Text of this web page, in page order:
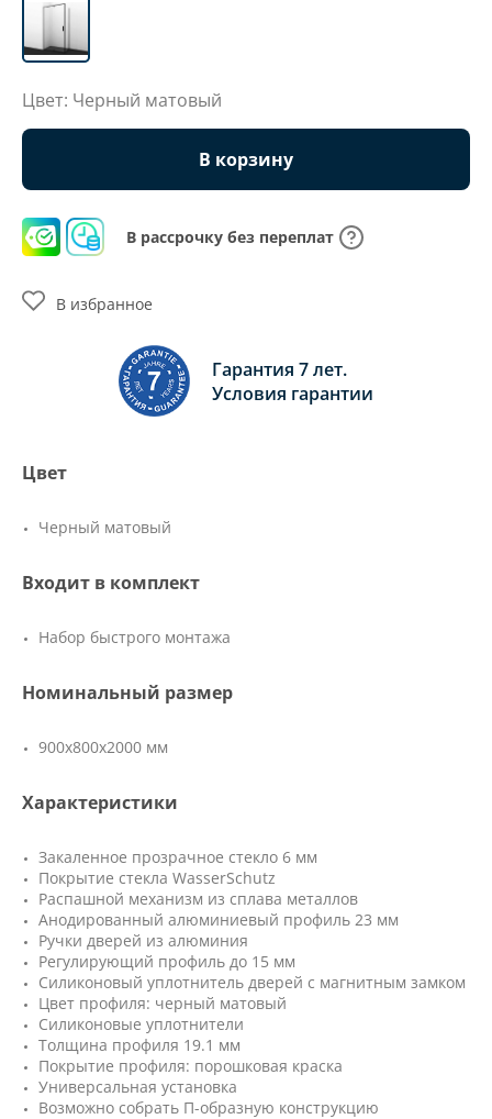
Цвет: Черный матовый
В корзину
В рассрочку без переплат
Гарантия 7 лет.
Условия гарантии
В избранное
Цвет
Черный матовый
Входит в комплект
Набор быстрого монтажа
Номинальный размер
900х800х2000 мм
Характеристики
Закаленное прозрачное стекло 6 мм
Покрытие стекла WasserSchutz
Распашной механизм из сплава металлов
Анодированный алюминиевый профиль 23 мм
Ручки дверей из алюминия
Регулирующий профиль до 15 мм
Силиконовый уплотнитель дверей с магнитным замком
Цвет профиля: черный матовый
Силиконовые уплотнители
Толщина профиля 19.1 мм
Покрытие профиля: порошковая краска
Универсальная установка
Возможно собрать П-образную конструкцию